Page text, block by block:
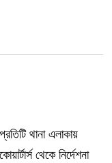
থানা এলাকায়
থেকে নির্দেশনা